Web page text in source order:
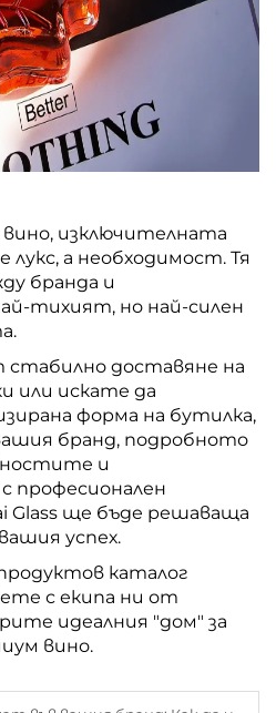
изключителната
лукс, а необходимост. Тя
бранда и
тихият, но най-силен
стабилно доставяне на
или искате да
форма на бутилка,
бранд, подробното
и
професионален
Glass ще бъде решаваща
успех.
каталог
с екипа ни от
идеалния "дом" за
вино.